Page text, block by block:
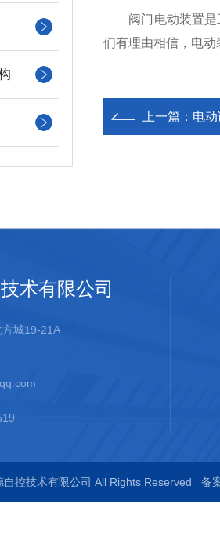
阀门电动装置是工
们有理由相信，电
上一篇： 电
术有限公司
城19-21A
控技术有限公司 All Rights Reserved 备